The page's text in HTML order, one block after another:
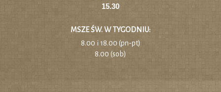
15.30
MSZE ŚW. W TYGODNIU:
8.00 i 18.00 (pn-pt)
8.00 (sob)